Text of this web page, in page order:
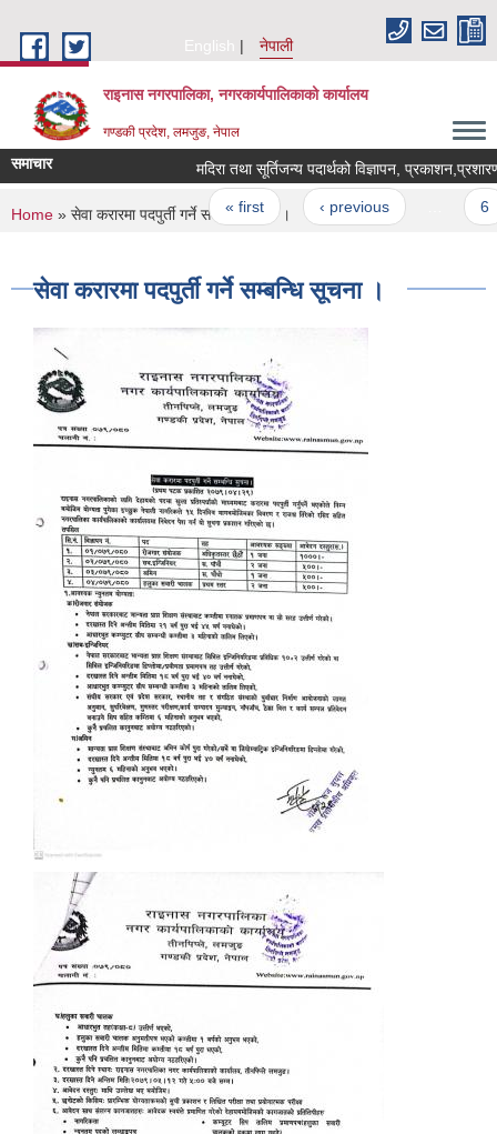
English
नेपाली
राइनास नगरपालिका, नगरकार्यपालिकाको कार्यालय
गण्डकी प्रदेश, लमजुङ, नेपाल
समाचार मदिरा तथा सूर्तिजन्य पदार्थको विज्ञापन,
Pages
« first ‹ previous
You are here
Home » सेवा करारमा पदपुर्ती गर्ने सम्बन्धि सूचना ।
सेवा करारमा पदपुर्ती गर्ने सम्बन्धि सूचना ।